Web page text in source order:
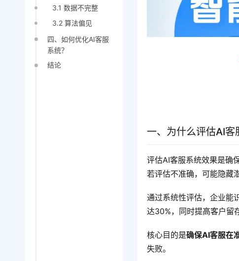
3.1 数据不完整
3.2 算法偏见
四、如何优化AI客服
系统？
结论
一、为什么评估AI客
评估AI客服系统效果是确
若评估不准确，可能隐藏
通过系统性评估，企业能
达30%，同时提高客户留
核心目的是确保AI客服在
失败。